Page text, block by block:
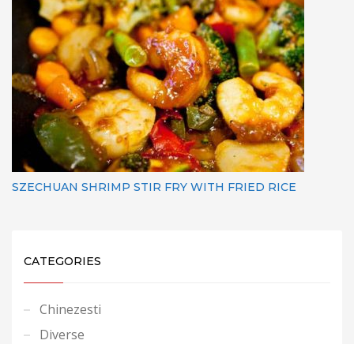
SZECHUAN SHRIMP STIR FRY WITH FRIED RICE
CATEGORIES
Chinezesti
Diverse